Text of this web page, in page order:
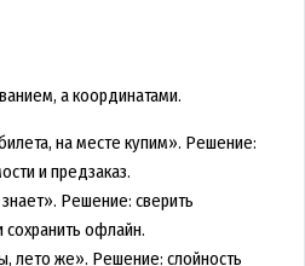
а координатами.
на месте купим». Решение:
и предзаказ.
Решение: сверить
офлайн.
лето же». Решение: слойность